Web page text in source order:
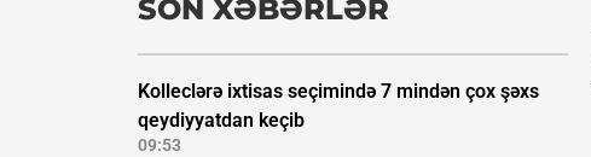
SON XƏBƏRLƏR
Kolleclərə ixtisas seçimində 7 mindən çox şəxs
qeydiyyatdan keçib
09:53